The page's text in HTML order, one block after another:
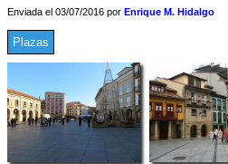
Enviada el 03/07/2016 por Enrique M. Hidalgo
Plazas